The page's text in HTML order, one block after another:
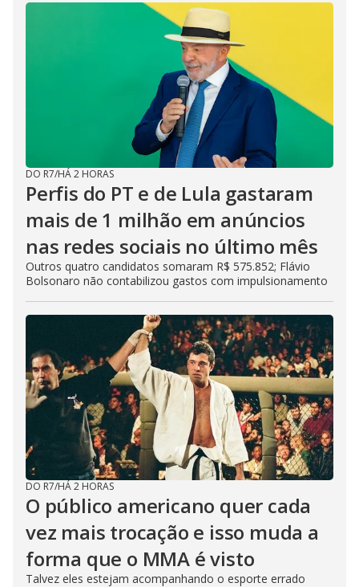
DO R7/HÁ 2 HORAS
Perfis do PT e de Lula gastaram
mais de 1 milhão em anúncios
nas redes sociais no último mês
Outros quatro candidatos somaram R$ 575.852; Flávio
Bolsonaro não contabilizou gastos com impulsionamento
DO R7/HÁ 2 HORAS
O público americano quer cada
vez mais trocação e isso muda a
forma que o MMA é visto
Talvez eles estejam acompanhando o esporte errado